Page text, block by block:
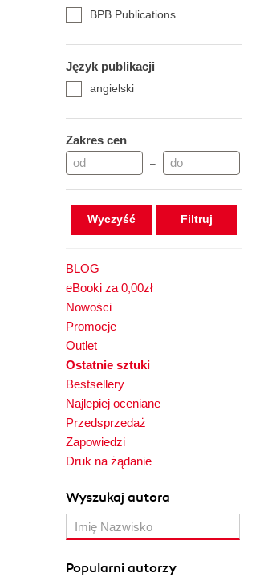
BPB Publications
Język publikacji
angielski
Zakres cen
–
Wyczyść
BLOG
eBooki za 0,00zł
Nowości
Promocje
Outlet
Ostatnie sztuki
Bestsellery
Najlepiej oceniane
Przedsprzedaż
Zapowiedzi
Druk na żądanie
Wyszukaj autora
Popularni autorzy